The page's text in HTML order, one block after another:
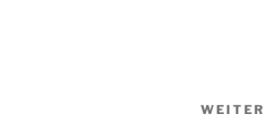
WEITER